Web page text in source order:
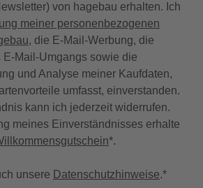
von hagebau erhalten. Ich
meiner personenbezogenen
, die E-Mail-Werbung, die
Mail-Umgangs sowie die
und Analyse meiner Kaufdaten,
umfasst, einverstanden.
kann ich jederzeit widerrufen.
meines Einverständnisses erhalte
*.
unsere Datenschutzhinweise.